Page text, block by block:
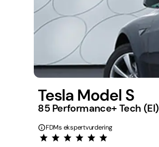
Tesla Model S
85 Performance+ Tech (El)
FDMs ekspertvurdering